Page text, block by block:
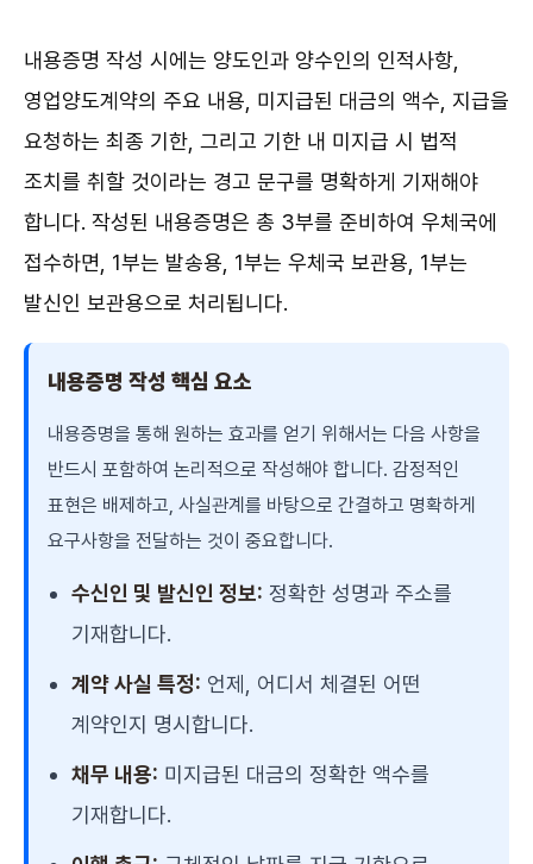
내용증명 작성 시에는 양도인과 양수인의 인적사항,
영업양도계약의 주요 내용, 미지급된 대금의 액수, 지급을
요청하는 최종 기한, 그리고 기한 내 미지급 시 법적
조치를 취할 것이라는 경고 문구를 명확하게 기재해야
합니다. 작성된 내용증명은 총 3부를 준비하여 우체국에
접수하면, 1부는 발송용, 1부는 우체국 보관용, 1부는
발신인 보관용으로 처리됩니다.
내용증명 작성 핵심 요소
내용증명을 통해 원하는 효과를 얻기 위해서는 다음 사항을
반드시 포함하여 논리적으로 작성해야 합니다. 감정적인
표현은 배제하고, 사실관계를 바탕으로 간결하고 명확하게
요구사항을 전달하는 것이 중요합니다.
수신인 및 발신인 정보: 정확한 성명과 주소를
기재합니다.
계약 사실 특정: 언제, 어디서 체결된 어떤
계약인지 명시합니다.
채무 내용: 미지급된 대금의 정확한 액수를
기재합니다.